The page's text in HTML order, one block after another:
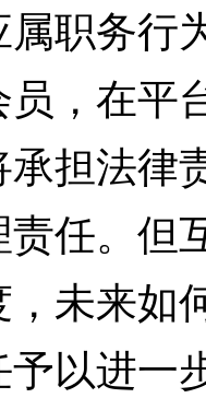
职务行
，在平
担法律
任。但
未来如
以进一